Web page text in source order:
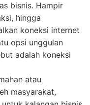
bisnis. Hampir
hingga
koneksi internet
opsi unggulan
adalah koneksi
atau
masyarakat,